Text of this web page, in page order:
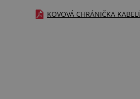
KOVOVÁ CHRÁNIČKA